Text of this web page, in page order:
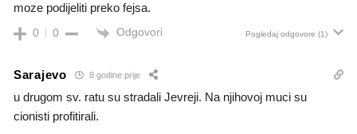
moze podijeliti preko fejsa.
0 0 Odgovori Pogledaj odgovore (1)
Sarajevo 8 godine prije
u drugom sv. ratu su stradali Jevreji. Na njihovoj muci su
cionisti profitirali.